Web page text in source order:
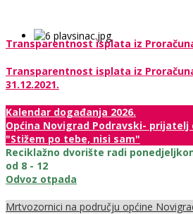
Transparentnost isplata iz
Transparentnost isplata iz
31.12.2021.
Kalendar događanja 2026.
Općina Novigrad Podravski- prijatelj
"Stižem po tebe, nisi sam"
Reciklažno dvorište radi
od 8 - 12
Odvoz otpada
Mrtvozornici na području općine